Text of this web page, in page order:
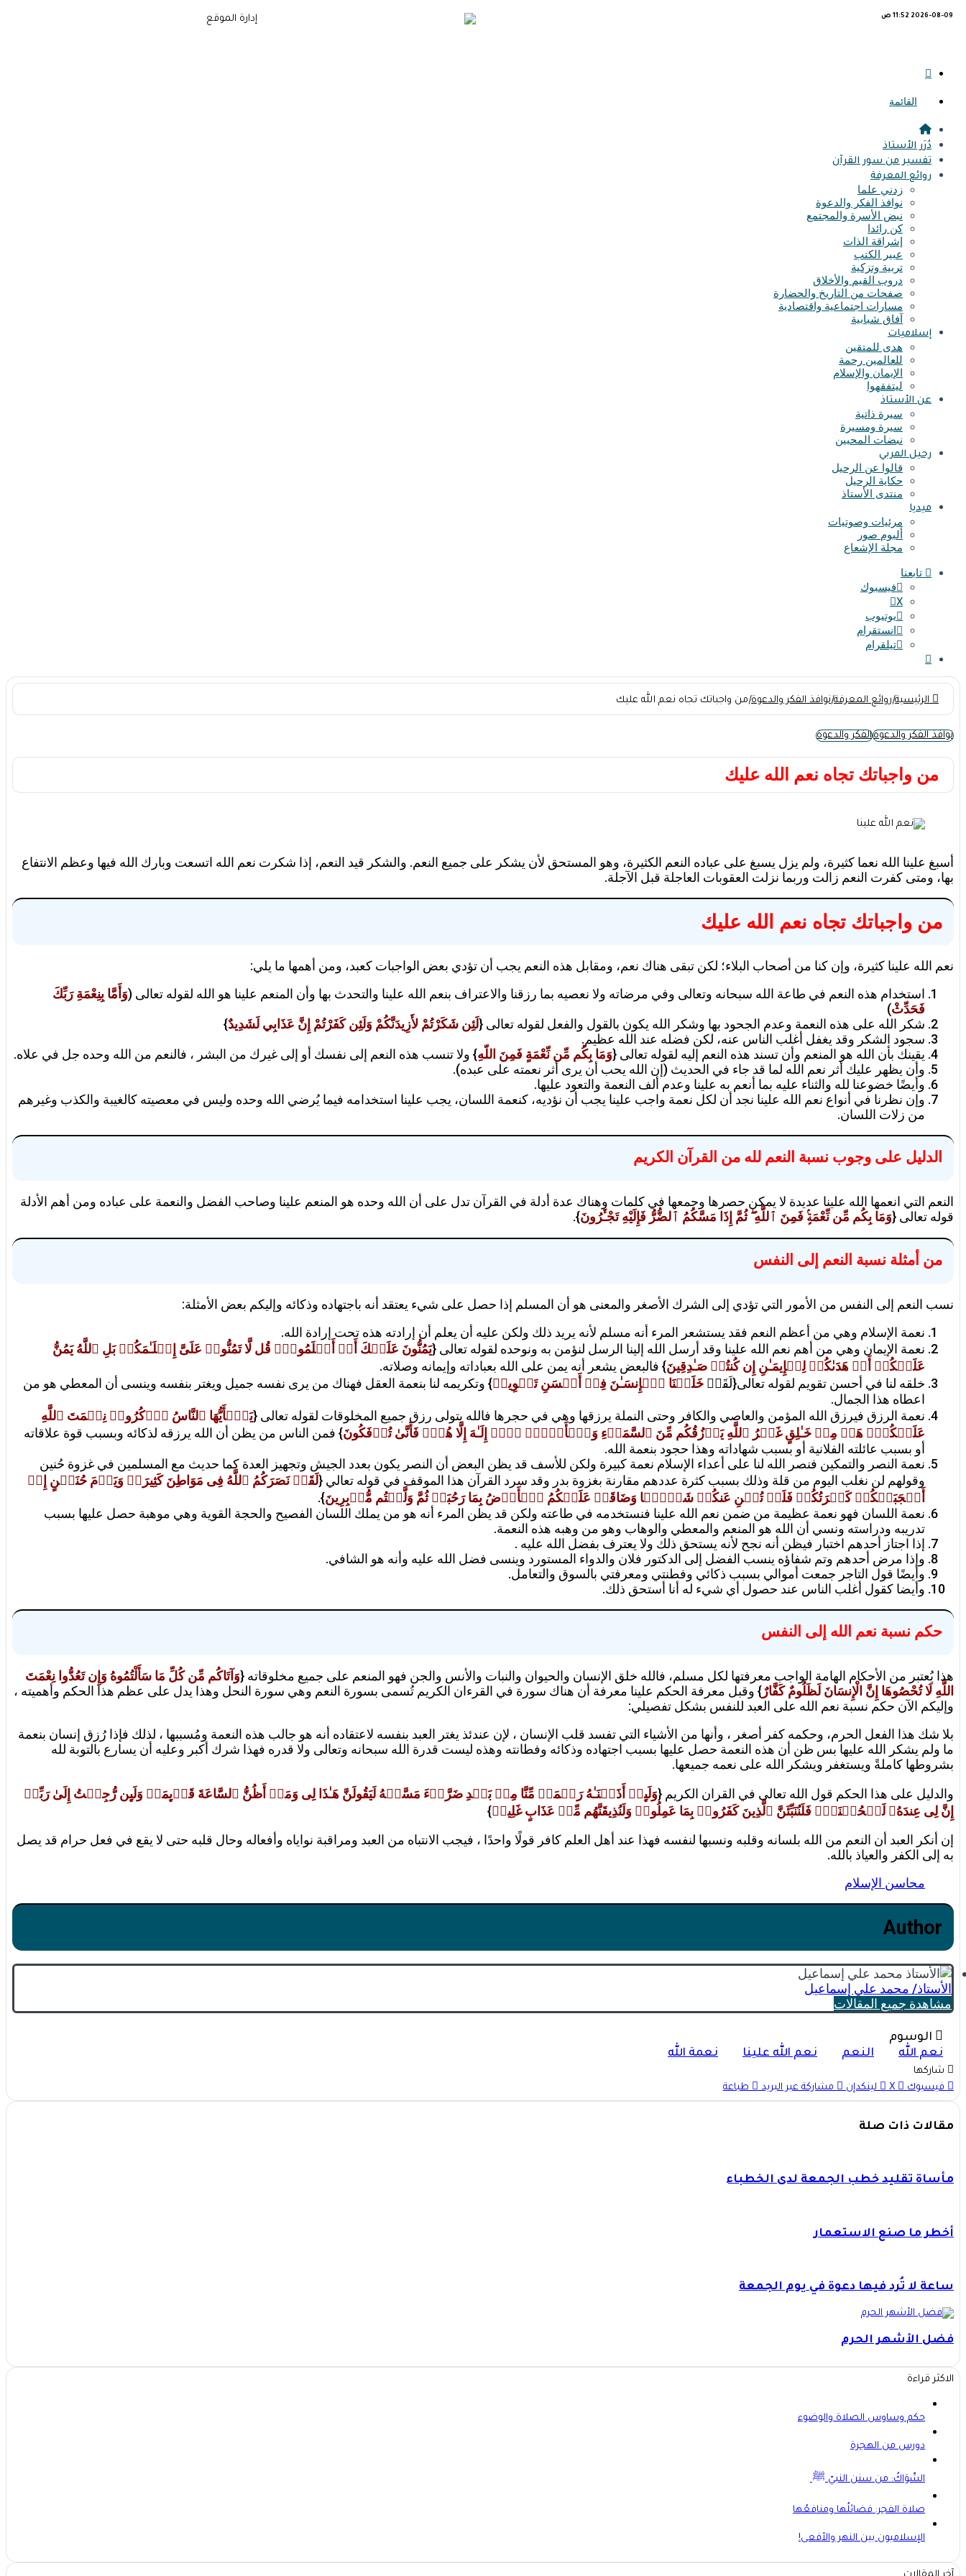
2026-08-09 11:52 ص
القائمة
دُرَر الأستاذ
تفسير من سور القرآن
روائع المعرفة
زدني علما
نوافذ الفكر والدعوة
نبض الأسرة والمجتمع
كن رائدا
إشراقة الذات
عبير الكتب
تربية وتزكية
دروب القيم والأخلاق
صفحات من التاريخ والحضارة
مسارات اجتماعية واقتصادية
آفاق شبابية
إسلاميات
هدى للمتقين
للعالمين رحمة
الإيمان والإسلام
ليتفقهوا
عن الأستاذ
سيرة ذاتية
سيرة ومسيرة
نبضات المحبين
رحيل المربي
قالوا عن الرحيل
حكاية الرحيل
منتدى الأستاذ
ميديا
مرئيات وصوتيات
ألبوم صور
مجلة الإشعاع
تابعنا
فيسبوك
X
يوتيوب
انستقرام
تيلقرام
الرئيسية|روائع المعرفة|نوافذ الفكر والدعوة|من واجباتك تجاه نعم الله عليك
نوافذ الفكر والدعوةالفكر والدعوة
من واجباتك تجاه نعم الله عليك
أسبغ علينا الله نعما كثيرة، ولم يزل يسبغ على عباده النعم الكثيرة، وهو المستحق لأن يشكر على جميع النعم. والشكر قيد النعم، إذا شكرت نعم الله اتسعت وبارك الله فيها وعظم الانتفاع
بها، ومتى كفرت النعم زالت وربما نزلت العقوبات العاجلة قبل الآجلة.
من واجباتك تجاه نعم الله عليك
نعم الله علينا كثيرة، وإن كنا من أصحاب البلاء؛ لكن تبقى هناك نعم، ومقابل هذه النعم يجب أن تؤدي بعض الواجبات كعبد، ومن أهمها ما يلي:
استخدام هذه النعم في طاعة الله سبحانه وتعالى وفي مرضاته ولا نعصيه بما رزقنا والاعتراف بنعم الله علينا والتحدث بها وأن المنعم علينا هو الله لقوله تعالى (وَأَمَّا بِنِعْمَةِ رَبِّكَ
فَحَدِّثْ)
شكر الله على هذه النعمة وعدم الجحود بها وشكر الله يكون بالقول والفعل لقوله تعالى {لَئِن شَكَرْتُمْ لأَزِيدَنَّكُمْ وَلَئِن كَفَرْتُمْ إِنَّ عَذَابِي لَشَدِيدٌ}
سجود الشكر وقد يغفل أغلب الناس عنه، لكن فضله عند الله عظيم.
يقينك بأن الله هو المنعم وأن تسند هذه النعم إليه لقوله تعالى {وَمَا بِكُم مِّن نِّعْمَةٍ فَمِنَ اللّهِ} ولا تنسب هذه النعم إلى نفسك أو إلى غيرك من البشر ، فالنعم من الله وحده جل في علاه.
وأن يظهر عليك أثر نعم الله لما قد جاء في الحديث (إن الله يحب أن يرى أثر نعمته على عبده).
وأيضًا خضوعنا لله والثناء عليه بما أنعم به علينا وعدم ألف النعمة والتعود عليها.
وإن نظرنا في أنواع نعم الله علينا نجد أن لكل نعمة واجب علينا يجب أن نؤديه، كنعمة اللسان، يجب علينا استخدامه فيما يُرضي الله وحده وليس في معصيته كالغيبة والكذب وغيرهم
من زلات اللسان.
الدليل على وجوب نسبة النعم لله من القرآن الكريم
النعم التي انعمها الله علينا عديدة لا يمكن حصرها وجمعها في كلمات وهناك عدة أدلة في القرآن تدل على أن الله وحده هو المنعم علينا وصاحب الفضل والنعمة على عباده ومن أهم الأدلة
قوله تعالى {وَمَا بِكُم مِّن نِّعْمَةٍۢ فَمِنَ ٱللَّهِ ۖ ثُمَّ إِذَا مَسَّكُمُ ٱلضُّرُّ فَإِلَيْهِ تَجْـَٔرُونَ}.
من أمثلة نسبة النعم إلى النفس
نسب النعم إلى النفس من الأمور التي تؤدي إلى الشرك الأصغر والمعنى هو أن المسلم إذا حصل على شيء يعتقد أنه باجتهاده وذكائه وإليكم بعض الأمثلة:
نعمة الإسلام وهي من أعظم النعم فقد يستشعر المرء أنه مسلم لأنه يريد ذلك ولكن عليه أن يعلم أن إرادته هذه تحت إرادة الله.
نعمة الإيمان وهي من أهم نعم الله علينا وقد أرسل الله إلينا الرسل لنؤمن به ونوحده لقوله تعالى {یَمُنُّونَ عَلَیۡكَ أَنۡ أَسۡلَمُوا۟ۖ قُل لَّا تَمُنُّوا۟ عَلَیَّ إِسۡلَـٰمَكُمۖ بَلِ ٱللَّهُ یَمُنُّ
عَلَیۡكُمۡ أَنۡ هَدَىٰكُمۡ لِلۡإِیمَـٰنِ إِن كُنتُمۡ صَـٰدِقِینَ} فالبعض يشعر أنه يمن على الله بعباداته وإيمانه وصلاته.
خلقه لنا في أحسن تقويم لقوله تعالى{لَقَدۡ خَلَقۡنَا ٱلۡإِنسَـٰنَ فِیۤ أَحۡسَنِ تَقۡوِیمࣲ} وتكريمه لنا بنعمة العقل فهناك من يرى نفسه جميل ويغتر بنفسه وينسى أن المعطي هو من
اعطاه هذا الجمال.
نعمة الرزق فيرزق الله المؤمن والعاصي والكافر وحتى النملة يرزقها وهي في حجرها فالله يتولى رزق جميع المخلوقات لقوله تعالى {یَـٰۤأَیُّهَا ٱلنَّاسُ ٱذۡكُرُوا۟ نِعۡمَتَ ٱللَّهِ
عَلَیۡكُمۡۚ هَلۡ مِنۡ خَـٰلِقٍ غَیۡرُ ٱللَّهِ یَرۡزُقُكُم مِّنَ ٱلسَّمَاۤءِ وَٱلۡأَرۡضِۚ لَاۤ إِلَـٰهَ إِلَّا هُوَۖ فَأَنَّىٰ تُؤۡفَكُونَ} فمن الناس من يظن أن الله يرزقه لذكائه وبسبب قوة علاقاته
أو بسبب عائلته الفلانية أو بسبب شهاداته وهذا حجود بنعمة الله.
نعمة النصر والتمكين فنصر الله لنا على أعداء الإسلام نعمة كبيرة ولكن للأسف قد يظن البعض أن النصر يكون بعدد الجيش وتجهيز العدة كما حديث مع المسلمين في غزوة حُنين
وقولهم لن نغلب اليوم من قلة وذلك بسبب كثرة عددهم مقارنة بغزوة بدر وقد سرد القرآن هذا الموقف في قوله تعالي {لَقَدۡ نَصَرَكُمُ ٱللَّهُ فِی مَوَاطِنَ كَثِیرَةࣲ وَیَوۡمَ حُنَیۡنٍ إِذۡ
أَعۡجَبَتۡكُمۡ كَثۡرَتُكُمۡ فَلَمۡ تُغۡنِ عَنكُمۡ شَیۡـࣰٔا وَضَاقَتۡ عَلَیۡكُمُ ٱلۡأَرۡضُ بِمَا رَحُبَتۡ ثُمَّ وَلَّیۡتُم مُّدۡبِرِینَ}.
نعمة اللسان فهو نعمة عظيمة من ضمن نعم الله علينا فنستخدمه في طاعته ولكن قد يظن المرء أنه هو من يملك اللسان الفصيح والحجة القوية وهي موهبة حصل عليها بسبب
تدريبه ودراسته ونسي أن الله هو المنعم والمعطي والوهاب وهو من وهبه هذه النعمة.
إذا اجتاز أحدهم اختبار فيظن أنه نجح لأنه يستحق ذلك ولا يعترف بفضل الله عليه .
وإذا مرض أحدهم وتم شفاؤه ينسب الفضل إلى الدكتور فلان والدواء المستورد وينسى فضل الله عليه وأنه هو الشافي.
وأيضًا قول التاجر جمعت أموالي بسبب ذكائي وفطنتي ومعرفتي بالسوق والتعامل.
وأيضا كقول أغلب الناس عند حصول أي شيء له أنا أستحق ذلك.
حكم نسبة نعم الله إلى النفس
هذا يُعتبر من الأحكام الهامة الواجب معرفتها لكل مسلم، فالله خلق الإنسان والحيوان والنبات والأنس والجن فهو المنعم على جميع مخلوقاته {وَآتَاكُم مِّن كُلِّ مَا سَأَلْتُمُوهُ وَإِن تَعُدُّوا نِعْمَتَ
اللَّهِ لَا تُحْصُوهَا إِنَّ الْإِنسَانَ لَظَلُومٌ كَفَّارٌ} وقبل معرفة الحكم علينا معرفة أن هناك سورة في القرءان الكريم تُسمى بسورة النعم وهي سورة النحل وهذا يدل على عظم هذا الحكم وأهميته ،
وإليكم الآن حكم نسبة نعم الله على العبد للنفس بشكل تفصيلي:
بلا شك هذا الفعل الحرم، وحكمه كفر أصغر ، وأنها من الأشياء التي تفسد قلب الإنسان ، لإن عندئذ يغتر العبد بنفسه لاعتقاده أنه هو جالب هذه النعمة ومُسببها ، لذلك فإذا رُزق إنسان بنعمة
ما ولم يشكر الله عليها بس ظن أن هذه النعمة حصل عليها بسبب اجتهاده وذكائه وفطانته وهذه ليست قدرة الله سبحانه وتعالى ولا قدره فهذا شرك أكبر وعليه أن يسارع بالتوبة لله
بشروطها كاملةً ويستغفر ويشكر الله على نعمه جميعها.
والدليل على هذا الحكم قول الله تعالى في القران الكريم {وَلَىِٕنۡ أَذَقۡنَـٰهُ رَحۡمَةࣰ مِّنَّا مِنۢ بَعۡدِ ضَرَّاۤءَ مَسَّتۡهُ لَیَقُولَنَّ هَـٰذَا لِی وَمَاۤ أَظُنُّ ٱلسَّاعَةَ قَاۤىِٕمَةࣰ وَلَىِٕن رُّجِعۡتُ إِلَىٰ رَبِّیۤ
إِنَّ لِی عِندَهُۥ لَلۡحُسۡنَىٰۚ فَلَنُنَبِّئَنَّ ٱلَّذِینَ كَفَرُوا۟ بِمَا عَمِلُوا۟ وَلَنُذِیقَنَّهُم مِّنۡ عَذَابٍ غَلِیظࣲ}
إن أنكر العبد أن النعم من الله بلسانه وقلبه ونسبها لنفسه فهذا عند أهل العلم كافر قولًا واحدًا ، فيجب الانتباه من العبد ومراقبة نواياه وأفعاله وحال قلبه حتى لا يقع في فعل حرام قد يصل
به إلى الكفر والعياذ بالله.
محاسن الإسلام
Author
الأستاذ/ محمد علي إٍسماعيل
مشاهدة جميع المقالات
الوسوم
نعم الله
النعم نعم الله علينا نعمة الله
شاركها
فيسبوك
X لينكدإن مشاركة عبر البريد طباعة
مقالات ذات صلة
مأساة تقليد خطب الجمعة لدى الخطباء
أخطر ما صنع الاستعمار
ساعة لا تُرد فيها دعوة في يوم الجمعة
فضل الأشهر الحرم
الاكثر قراءة
حكم وساوس الصلاة والوضوء
دورس من الهجرة
السِّوَاكُ: من سنن النبيّ ﷺ
صلاة الفجر: فضائلُها ومنافعُها
الإسلاميون بين النهر والأفعى!